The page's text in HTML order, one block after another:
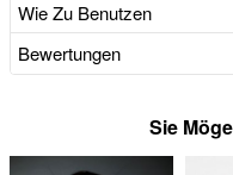
Wie Zu Benutzen
Bewertungen
Sie